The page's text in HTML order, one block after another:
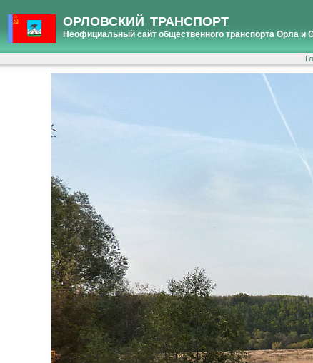
ОРЛОВСКИЙ ТРАНСПОРТ
Неофициальный сайт общественного транспорта Орла и